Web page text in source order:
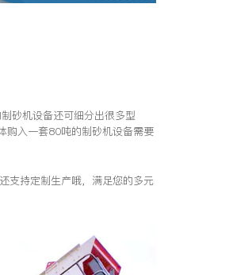
砂机设备还可细分出很多型
购入一套80吨的制砂机设备需要
支持定制生产哦，满足您的多元